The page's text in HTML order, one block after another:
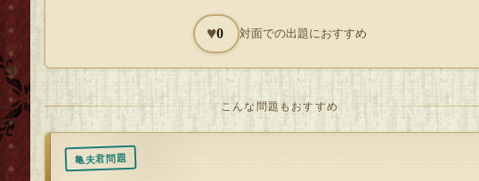
やって脱出しようか考えていたのですが、どうしても思いつかなくて……
も、まさか皆さんが気が付いて通報してくれるなんて、思いませんでした
すが、普段水平思考で鍛えていることだけありますね。今度は、ちゃんと
問題を出させてもらいますね」
ＦＡ条件２ ＣＬＥＡＲ
♥0 対面での出題におすすめ
こんな問題もおすすめ
亀夫君問題